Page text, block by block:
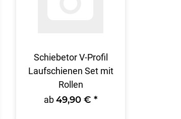
Schiebetor V-Profil
Laufschienen Set mit
Rollen
ab49,90 € *